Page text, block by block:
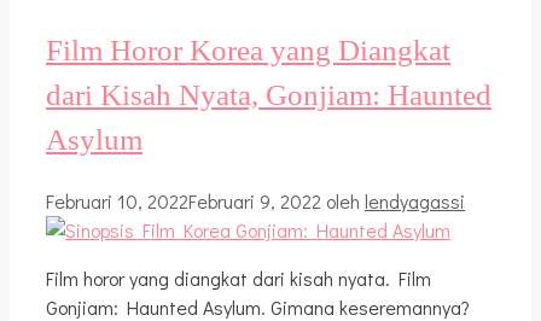
Film Horor Korea yang Diangkat
dari Kisah Nyata, Gonjiam: Haunted
Asylum
Februari 10, 2022Februari 9, 2022 oleh lendyagassi
Film horor yang diangkat dari kisah nyata. Film
Gonjiam: Haunted Asylum. Gimana keseremannya?